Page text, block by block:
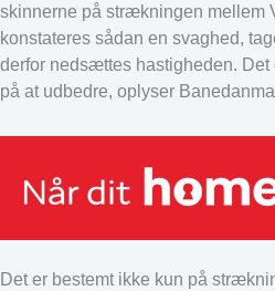
skinnerne på strækningen mellem
konstateres sådan en svaghed,
derfor nedsættes hastigheden. Det
på at udbedre, oplyser
Det er bestemt ikke kun på